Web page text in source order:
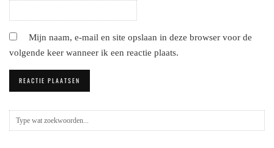
Mijn naam, e-mail en site opslaan in deze browser voor de
volgende keer wanneer ik een reactie plaats.